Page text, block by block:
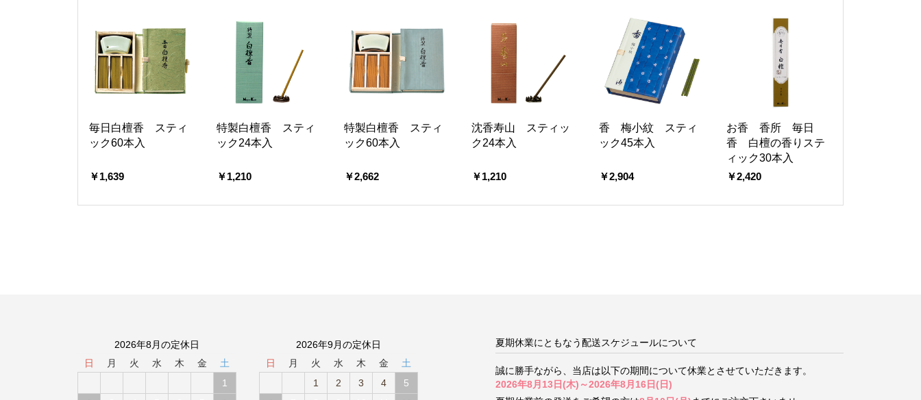
毎日白檀香 スティ
ック60本入
￥1,639
特製白檀香 スティ
ック24本入
￥1,210
特製白檀香 スティ
ック60本入
￥2,662
沈香寿山 スティッ
ク24本入
￥1,210
香 梅小紋 スティ
ック45本入
￥2,904
お香 香所 毎日
香 白檀の香りステ
ィック30本入
￥2,420
2026年8月の定休日
日
月 火 水 木 金
土
1
2026年9月の定休日
日
月 火 水 木 金
土
1
2 3 4
5
夏期休業にともなう配送スケジュールについて
誠に勝手ながら、当店は以下の期間について休業とさせていただきます。
2026年8月13日(木)～2026年8月16日(日)